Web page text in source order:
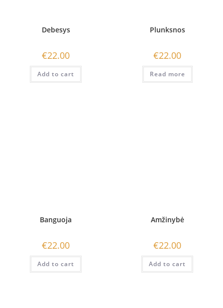
Debesys
€22.00
Add to cart
Plunksnos
€22.00
Read more
Banguoja
€22.00
Add to cart
Amžinybė
€22.00
Add to cart